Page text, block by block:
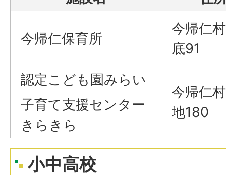
今帰仁保育所
今帰仁
底91
認定こども園みらい
子育て支援センター
きらきら
今帰仁
地180
小中高校